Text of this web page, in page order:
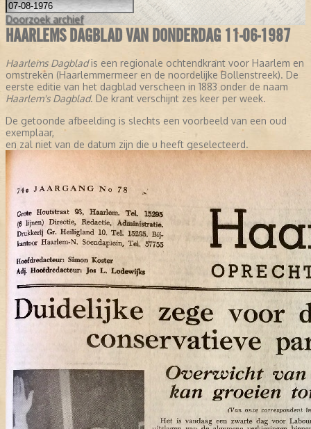
Doorzoek archief
HAARLEMS DAGBLAD VAN DONDERDAG 11-06-1987
Haarlems Dagbladis een regionale ochtendkrant voor Haarlem en
omstreken (Haarlemmermeer en de noordelijke Bollenstreek). De
eerste editie van het dagblad verscheen in 1883 onder de naam
Haarlem's Dagblad. De krant verschijnt zes keer per week.
De getoonde afbeelding is slechts een voorbeeld van een oud
exemplaar,
en zal niet van de datum zijn die u heeft geselecteerd.